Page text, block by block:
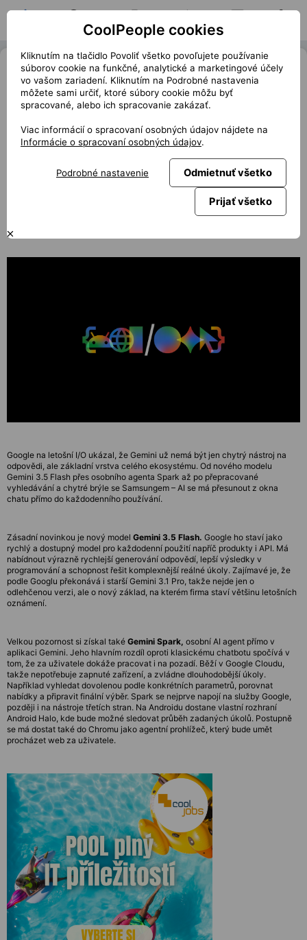
Hľadať pozíciu Moja pozícia Notifikácie
Chatbotům odzvonilo, Gemini už
nebude jen odpovídat, ale jednat
Letošní konference Google I/O naznačila směr, kterým se
Google rozhodl vydat. Hlavním tématem už není umělá
inteligence ve smyslu chatbot, ale zejména aktivní
asistent, který dokáže samostatně pracovat, vyhledávat
informace, plánovat úkoly a propojovat se s běžnými
službami. Google to nazývá agentní éra Gemini.
Google na letošní I/O ukázal, že Gemini už nemá být jen chytrý nástroj na
odpovědi, ale základní vrstva celého ekosystému. Od nového modelu
Gemini 3.5 Flash přes osobního agenta Spark až po přepracované
vyhledávání a chytré brýle se Samsungem – AI se má přesunout z okna
chatu přímo do každodenního používání.
Zásadní novinkou je nový model Gemini 3.5 Flash. Google ho staví jako
rychlý a dostupný model pro každodenní použití napříč produkty i API. Má
nabídnout výrazně rychlejší generování odpovědí, lepší výsledky v
programování a schopnost řešit komplexnější reálné úkoly. Zajímavé je, že
podle Googlu překonává i starší Gemini 3.1 Pro, takže nejde jen o
odlehčenou verzi, ale o nový základ, na kterém firma staví většinu letošních
oznámení.
Velkou pozornost si získal také Gemini Spark, osobní AI agent přímo v
aplikaci Gemini. Jeho hlavním rozdíl oproti klasickému chatbotu spočívá v
tom, že za uživatele dokáže pracovat i na pozadí. Běží v Google Cloudu,
takže nepotřebuje zapnuté zařízení, a zvládne dlouhodobější úkoly.
Například vyhledat dovolenou podle konkrétních parametrů, porovnat
nabídky a připravit finální výběr. Spark se nejprve napojí na služby Google,
později i na nástroje třetích stran. Na Androidu dostane vlastní rozhraní
Android Halo, kde bude možné sledovat průběh zadaných úkolů. Postupně
se má dostat také do Chromu jako agentní prohlížeč, který bude umět
procházet web za uživatele.
CoolPeople cookies
Kliknutím na tlačidlo Povoliť všetko povoľujete používanie
súborov cookie na funkčné, analytické a marketingové účely
vo vašom zariadení. Kliknutím na Podrobné nastavenia
môžete sami určiť, ktoré súbory cookie môžu byť
spracované, alebo ich spracovanie zakázať.
Viac informácií o spracovaní osobných údajov nájdete na
Informácie o spracovaní osobných údajov.
Podrobné nastavenie Odmietnuť všetko
Prijať všetko